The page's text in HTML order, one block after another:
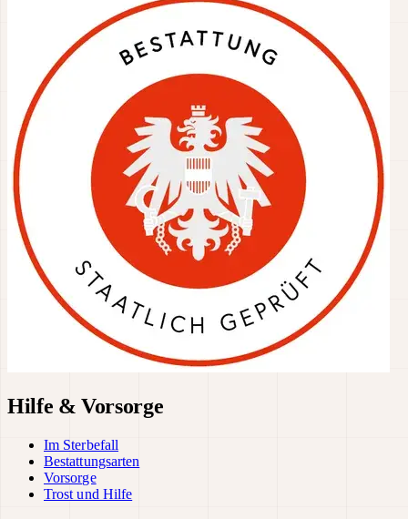
Hilfe & Vorsorge
Im Sterbefall
Bestattungsarten
Vorsorge
Trost und Hilfe